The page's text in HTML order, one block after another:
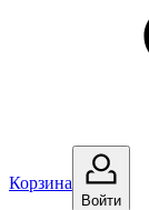
Корзина
Войти